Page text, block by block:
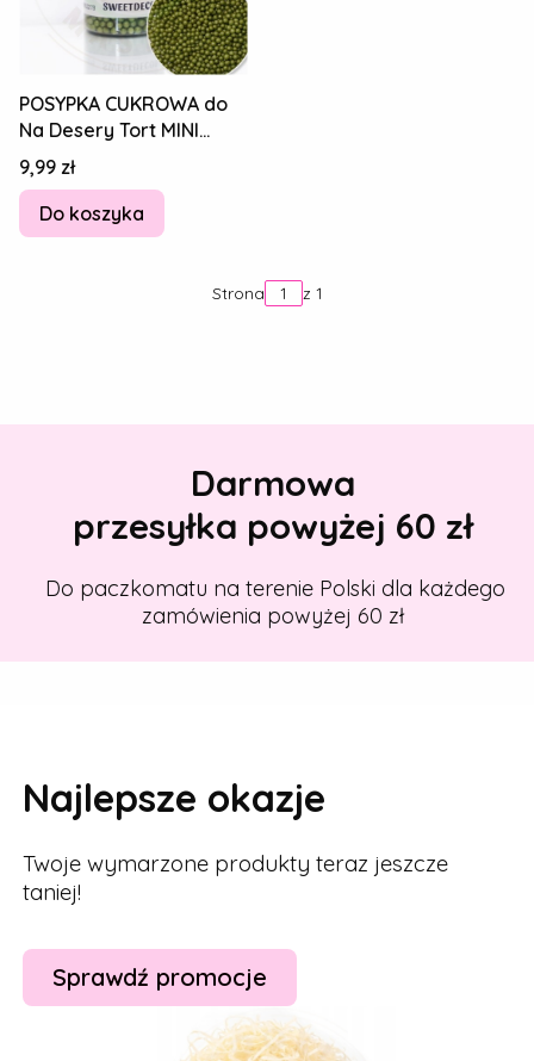
POSYPKA CUKROWA do
Na Desery Tort MINI
PEREŁKI PERŁOWE
ZIELONE CIEMNE 40g
Cena
9,99 zł
Do koszyka
Strona z 1
Darmowa
przesyłka powyżej 60 zł
Do paczkomatu na terenie Polski dla każdego
zamówienia powyżej 60 zł
Najlepsze okazje
Twoje wymarzone produkty teraz jeszcze
taniej!
Sprawdź promocje